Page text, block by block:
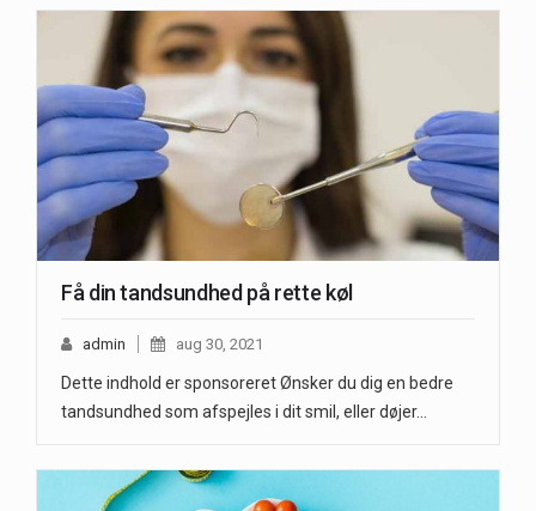
Få din tandsundhed på rette køl
admin aug 30, 2021
Dette indhold er sponsoreret Ønsker du dig en bedre
tandsundhed som afspejles i dit smil, eller døjer…